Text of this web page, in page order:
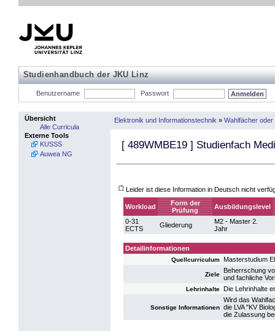
Studienhandbuch der JKU Linz
Benutzername Passwort
Übersicht
Alle Curricula
Externe Tools
KUSSS
Auwea NG
Elektronik und Informationstechnik » Wahlfächer
[ 489WMBE19 ] Studienfach
(*) Leider ist diese Information in Deutsch nicht
Workload
Form der
Prüfung
Ausbildungslevel
0-31
ECTS
Gliederung
M2 - Master 2.
Jahr
Detailinformationen
Quellcurriculum Masterstudium
Ziele
Beherrschung
und fachliche
Lehrinhalte Die Lehrinhalte
Sonstige Informationen
Wird das
die LVA "KV
die Zulassung